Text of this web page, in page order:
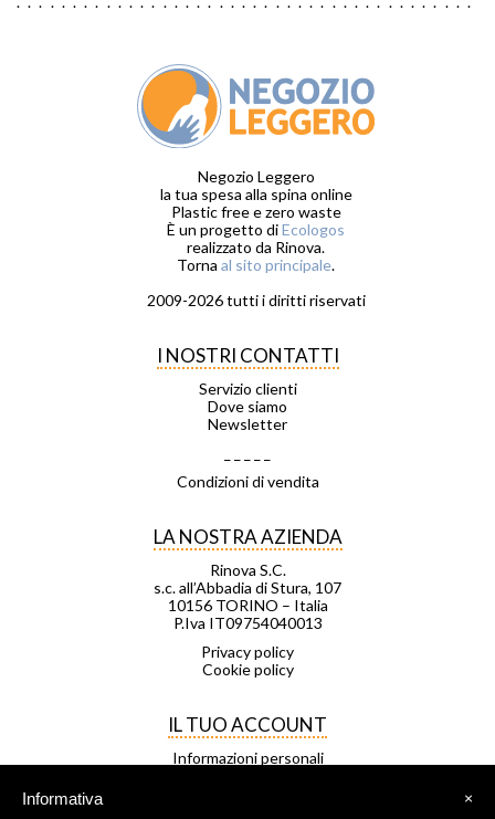
Negozio Leggero
la tua spesa alla spina online
Plastic free e zero waste
È un progetto diEcologos
realizzato da Rinova.
Torna al sito principale.
2009-2026 tutti i diritti riservati
I NOSTRI CONTATTI
Servizio clienti
Dove siamo
Newsletter
Condizioni di vendita
LA NOSTRA AZIENDA
Rinova S.C.
s.c. all’Abbadia di Stura, 107
10156 TORINO – Italia
P.Iva IT09754040013
Privacy policy
Cookie policy
IL TUO ACCOUNT
Informazioni personali
×
Informativa